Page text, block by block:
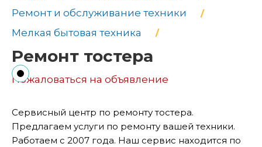
Ремонт и обслуживание техники
Мелкая бытовая техника
Ремонт тостера
Пожаловаться на объявление
Сервисный центр по ремонту тостера.
Предлагаем услуги по ремонту вашей техники.
Работаем с 2007 года. Наш сервис находится по